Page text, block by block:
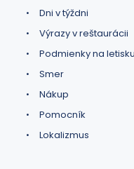
Dni v týždni
Výrazy v reštaurácii
Podmienky na
Smer
Nákup
Pomocník
Lokalizmus